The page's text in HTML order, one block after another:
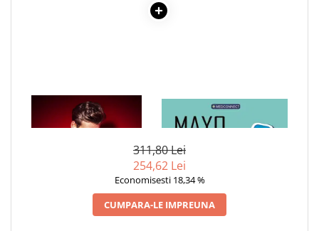
1 x PRINTUL AMERICII
1 x MAYO CLINIC. CARTEA
ESENTIALA DESPRE DIABETUL
311,80 Lei
254,62 Lei
Economisesti 18,34 %
CUMPARA-LE IMPREUNA